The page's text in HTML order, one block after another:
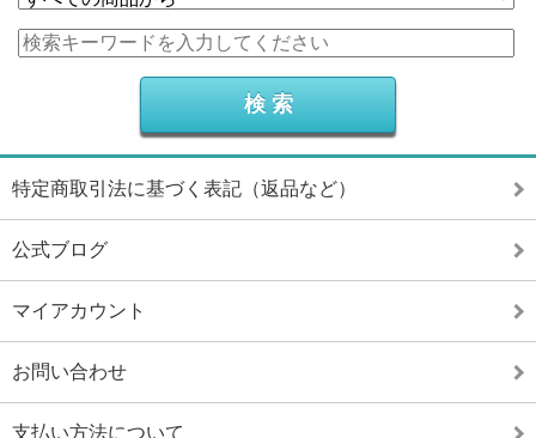
特定商取引法に基づく表記（返品など）
公式ブログ
マイアカウント
お問い合わせ
支払い方法について